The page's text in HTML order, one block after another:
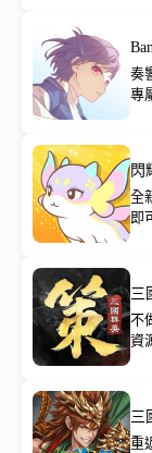
奏
專
閃
全
即
三
不
資
三
重